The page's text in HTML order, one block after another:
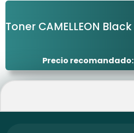
Toner CAMELLEON Black
Precio recomandado: